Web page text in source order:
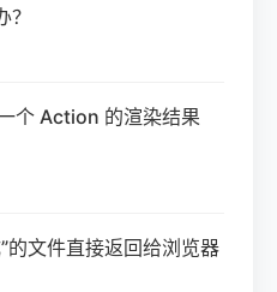
个 Action 的渲染结果
的文件直接返回给浏览器